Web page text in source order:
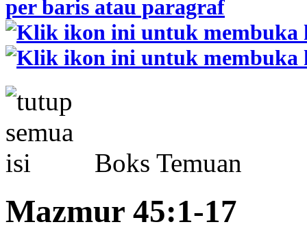
Boks Temuan
Mazmur 45:1-17